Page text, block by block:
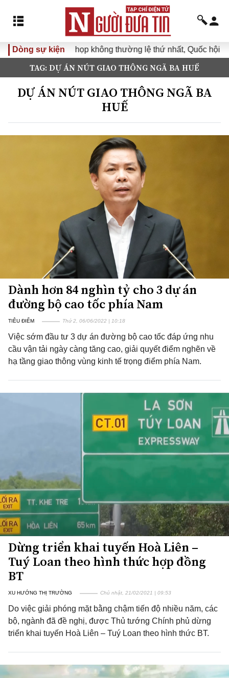
Dòng sự kiệnKỳ họp không thường lệ thứ nhất, Quốc hội khóa
TAG: DỰ ÁN NÚT GIAO THÔNG NGÃ BA HUẾ
DỰ ÁN NÚT GIAO THÔNG NGÃ BA
HUẾ
Dành hơn 84 nghìn tỷ cho 3 dự án
đường bộ cao tốc phía Nam
TIÊU ĐIỂM Thứ 2, 06/06/2022 | 10:18
Việc sớm đầu tư 3 dự án đường bộ cao tốc đáp ứng nhu
cầu vận tải ngày càng tăng cao, giải quyết điểm nghẽn về
hạ tầng giao thông vùng kinh tế trọng điểm phía Nam.
Dừng triển khai tuyến Hoà Liên –
Tuý Loan theo hình thức hợp đồng
BT
XU HƯỚNG THỊ TRƯỜNG Chủ nhật, 21/02/2021 | 09:53
Do việc giải phóng mặt bằng chậm tiến độ nhiều năm, các
bộ, ngành đã đề nghị, được Thủ tướng Chính phủ dừng
triển khai tuyến Hoà Liên – Tuý Loan theo hình thức BT.